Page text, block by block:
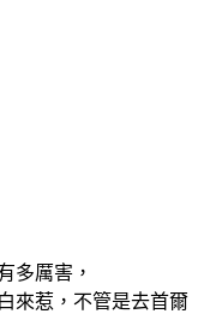
多厲害，
來惹，不管是去首爾